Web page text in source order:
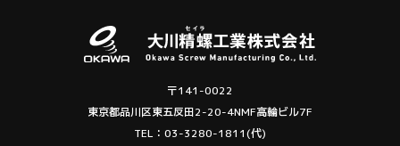
〒141-0022
東京都品川区東五反田2-20-4NMF高輪ビル7F
TEL：03-3280-1811(代)